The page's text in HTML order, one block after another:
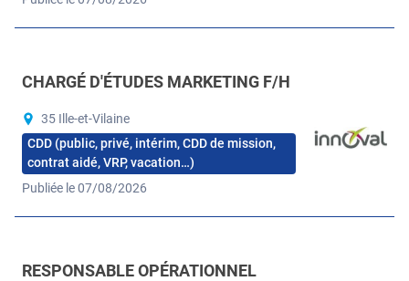
CHARGÉ D'ÉTUDES MARKETING F/H
35 Ille-et-Vilaine
CDD (public, privé, intérim, CDD de mission,
contrat aidé, VRP, vacation…)
Publiée le 07/08/2026
RESPONSABLE OPÉRATIONNEL